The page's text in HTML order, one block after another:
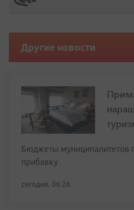
Другие новости
Бюджеты муниципалитетов
прибавку
сегодня, 06:26